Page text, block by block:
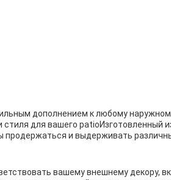
дополнением к любому
для вашего patioИзготовленный
продержаться и выдерживать
вашему внешнему декору,